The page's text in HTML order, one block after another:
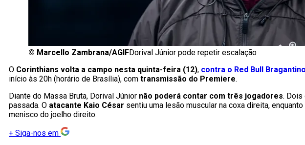
© Marcello Zambrana/AGIFDorival Júnior pode repetir escalação
O Corinthians volta a campo nesta quinta-feira (12), contra o Red Bull Bragantino
início às 20h (horário de Brasília), com transmissão do Premiere.
Diante do Massa Bruta, Dorival Júnior não poderá contar com três jogadores. Dois
passada. O atacante Kaio César sentiu uma lesão muscular na coxa direita, enquanto
menisco do joelho direito.
+ Siga-nos em